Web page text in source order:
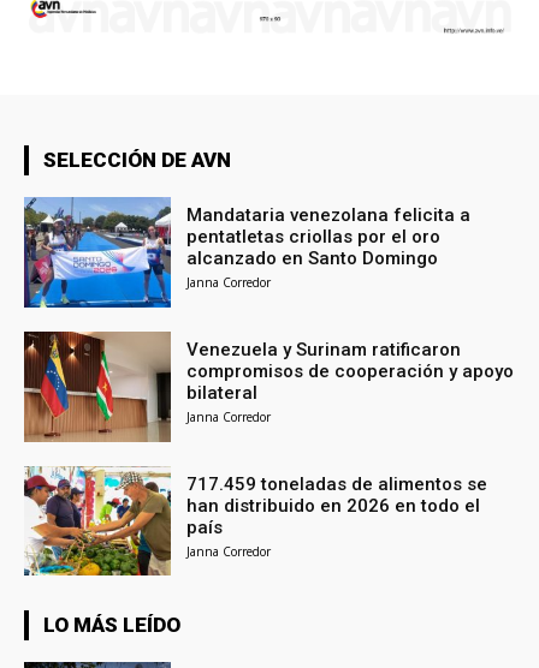
SELECCIÓN DE AVN
Mandataria venezolana felicita a
pentatletas criollas por el oro
alcanzado en Santo Domingo
Janna Corredor
Venezuela y Surinam ratificaron
compromisos de cooperación y apoyo
bilateral
Janna Corredor
717.459 toneladas de alimentos se
han distribuido en 2026 en todo el
país
Janna Corredor
LO MÁS LEÍDO